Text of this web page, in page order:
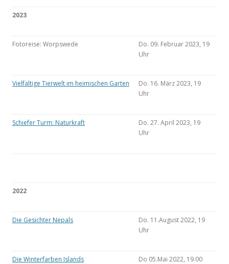
2023
Fotoreise: Worpswede
Do. 09. Februar 2023, 19
Uhr
Vielfältige Tierwelt im heimischen Garten
Do. 16. März 2023, 19
Uhr
Schiefer Turm: Naturkraft
Do. 27. April 2023, 19
Uhr
2022
Die Gesichter Nepals
Do. 11.August 2022, 19
Uhr
Die Winterfarben Islands
Do 05.Mai 2022, 19.00